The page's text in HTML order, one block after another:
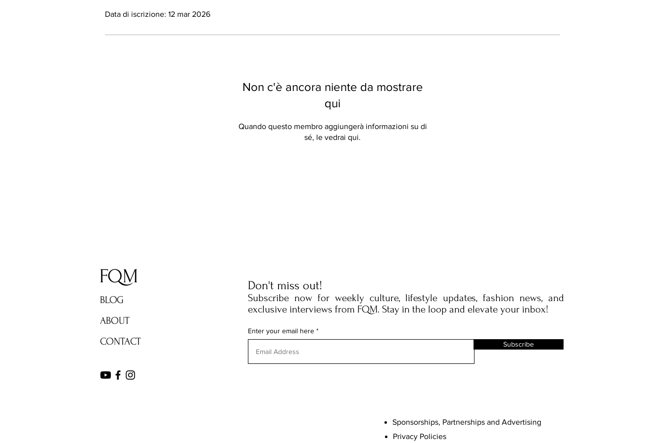
Data di iscrizione: 12 mar 2026
Non c'è ancora niente da mostrare
qui
Quando questo membro aggiungerà informazioni su di
sé, le vedrai qui.
FQM
BLOG
ABOUT
CONTACT
Don't miss out!
Subscribe now for weekly culture, lifestyle updates, fashion news, and
exclusive interviews from FQM. Stay in the loop and elevate your inbox!
Enter your email here
Subscribe
Sponsorships, Partnerships and Advertising
Privacy Policies